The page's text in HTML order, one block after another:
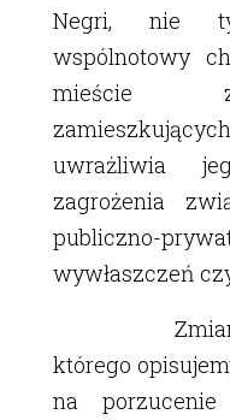
Negri, nie
wspólnotowy
mieście
uwrażliwia
zagrożenia
publiczno-
wywłaszczeń
Zmiana
którego
na porzucenie